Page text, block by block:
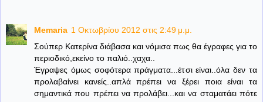
Memaria 1 Οκτωβρίου 2012 στις 2:49 μ.μ.
Σούπερ Κατερίνα διάβασα και νόμισα πως θα έγραφες για το
περιοδικό,εκείνο το παλιό..χαχα..
Έγραψες όμως σοφότερα πράγματα...έτσι είναι..όλα δεν τα
προλαβαίνει κανείς..απλά πρέπει να ξέρει ποια είναι τα
σημαντικά που πρέπει να προλάβει...και να σταματάει πότε